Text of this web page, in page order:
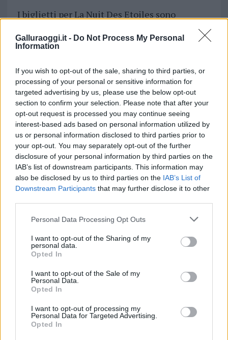
Galluraoggi.it - Do Not Process My Personal
Information
If you wish to opt-out of the sale, sharing to third parties, or
processing of your personal or sensitive information for
targeted advertising by us, please use the below opt-out
section to confirm your selection. Please note that after your
opt-out request is processed you may continue seeing
interest-based ads based on personal information utilized by
us or personal information disclosed to third parties prior to
your opt-out. You may separately opt-out of the further
disclosure of your personal information by third parties on the
IAB’s list of downstream participants. This information may
also be disclosed by us to third parties on the IAB’s List of
Downstream Participants that may further disclose it to other
Please note that this website/app uses one or more Google
not limited to your visit or usage behaviour. You may click to
grant or deny consent to Google and its third-party tags to
use your data for below specified purposes in below Google
consent section.
Personal Data Processing Opt Outs
I want to opt-out of the Sharing of my
personal data.
Opted In
I want to opt-out of the Sale of my
Personal Data.
Opted In
I want to opt-out of processing my
Personal Data for Targeted Advertising.
Opted In
I biglietti per La Nuit Des Etoiles sono
al prezzo di
30€ciascuno, l’acquisto è possibile mediante
prenotazione
Ticketing
sul sito www.lanuitdesetoiles.it
fisicamente a Olbiapresso gli studi diStage
One, in via G. D’Annunzio, 1.